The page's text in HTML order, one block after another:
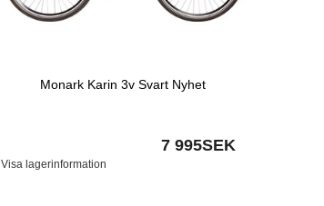
Monark Karin 3v Svart Nyhet
7 995SEK
Visa lagerinformation